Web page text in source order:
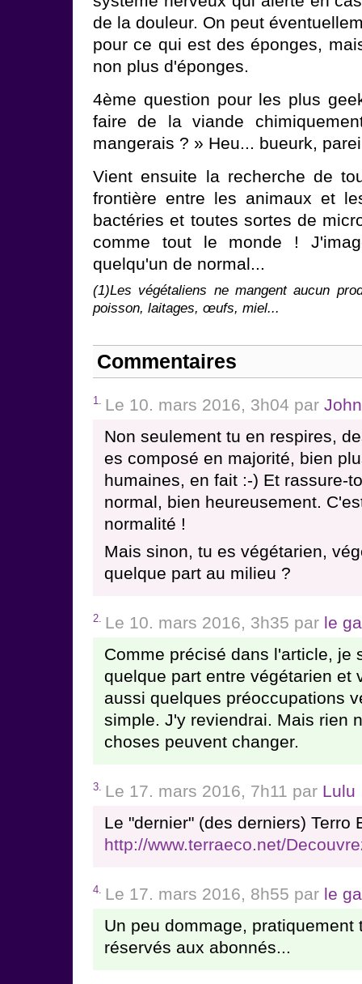
de la douleur. On peut
pour ce qui est des éponges,
non plus d'éponges.
4ème question pour les plus
faire de la viande
mangerais ? » Heu... bueurk,
Vient ensuite la recherche de
frontière entre les animaux et
bactéries et toutes sortes de
comme tout le monde !
quelqu'un de normal...
(1)Les végétaliens ne mangent aucun
poisson, laitages, œufs, miel...
Commentaires
1. Le 10. mars 2016, 3h04 par
Non seulement tu en respires,
es composé en majorité, bien
humaines, en fait :-) Et rassure-
normal, bien heureusement.
normalité !
Mais sinon, tu es végétarien,
quelque part au milieu ?
2. Le 10. mars 2016, 3h35 par le
Comme précisé dans l'article, je
quelque part entre végétarien et
aussi quelques préoccupations
simple. J'y reviendrai. Mais rien
choses peuvent changer.
3. Le 17. mars 2016, 7h11 par Lulu
Le "dernier" (des derniers) Terro
http://www.terraeco.net/
4. Le 17. mars 2016, 8h55 par le
Un peu dommage, pratiquement
réservés aux abonnés...